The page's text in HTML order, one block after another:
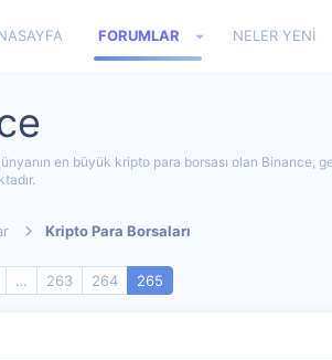
FORUMLAR NELER YENI
en büyük kripto para borsası olan
Kripto Para Borsaları
… 263 264 265